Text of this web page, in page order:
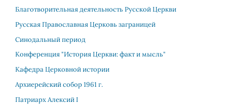
Благотворительная деятельность Русской Церкви
Русская Православная Церковь заграницей
Синодальный период
Конференция "История Церкви: факт и мысль"
Кафедра Церковной истории
Архиерейский собор 1961 г.
Патриарх Алекcий I